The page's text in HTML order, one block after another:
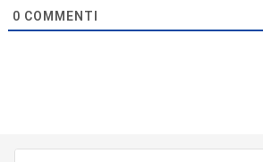
0 COMMENTI